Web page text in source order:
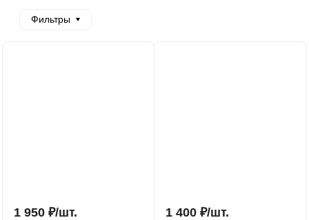
Фильтры
1 950 ₽/шт. 1 400 ₽/шт.